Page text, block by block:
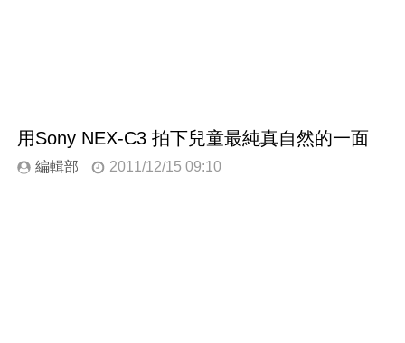
用Sony NEX-C3 拍下兒童最純真自然的一面
編輯部 2011/12/15 09:10